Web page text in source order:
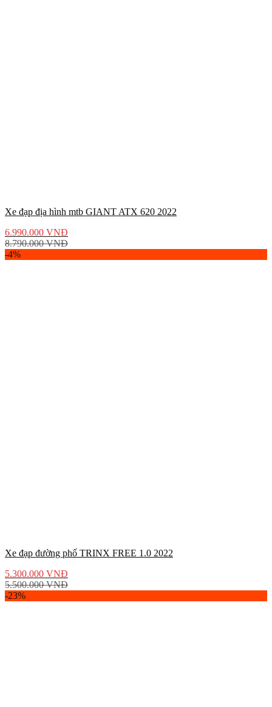
Xe đạp địa hình mtb GIANT ATX 620 2022
6.990.000 VNĐ
8.790.000VNĐ
-4%
Xe đạp đường phố TRINX FREE 1.0 2022
5.300.000 VNĐ
5.500.000VNĐ
-23%